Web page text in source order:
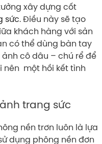
xây dựng cốt
sức. Điều này sẽ tạo
khách hàng với sản
có thể dùng bàn tay
cô dâu – chú rể để
một hồi kết tình
trang sức
nền trơn luôn là lựa
dụng phông nền đơn